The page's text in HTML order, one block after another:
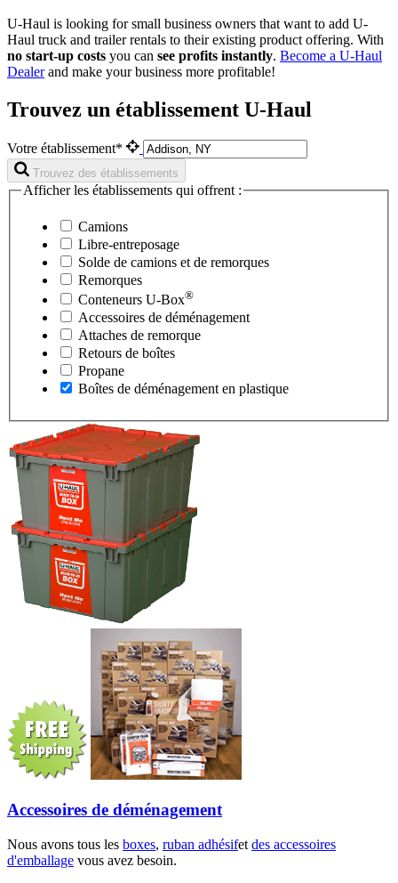
U-Haul is looking for small business owners that want to add U-
Haul truck and trailer rentals to their existing product offering. With
no start-up costs you can see profits instantly. Become a U-Haul
Dealerand make your business more profitable!
Trouvez un établissement U-Haul
Votre établissement*
Trouvez des établissements
Afficher les établissements qui offrent :
Camions
Libre-entreposage
Solde de camions et de remorques
Remorques
Conteneurs U-Box®
Accessoires de déménagement
Attaches de remorque
Retours de boîtes
Propane
Boîtes de déménagement en plastique
Accessoires de déménagement
Nous avons tous les boxes, ruban adhésifet des accessoires
d'emballage vous avez besoin.